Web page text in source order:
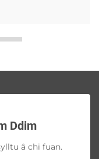
Ddim
â chi fuan.